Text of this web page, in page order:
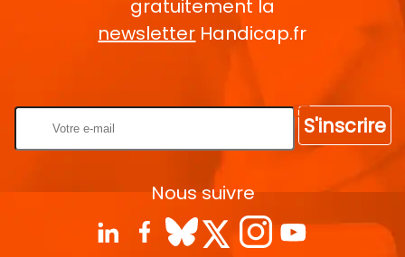
gratuitement la
newsletter Handicap.fr
S'inscrire
Nous suivre